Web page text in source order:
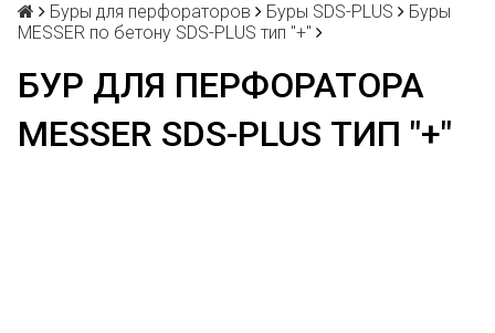
Буры для перфораторов Буры SDS-PLUS
Буры
MESSER по бетону SDS-PLUS тип "+"
БУР ДЛЯ ПЕРФОРАТОРА
MESSER SDS-PLUS ТИП "+"